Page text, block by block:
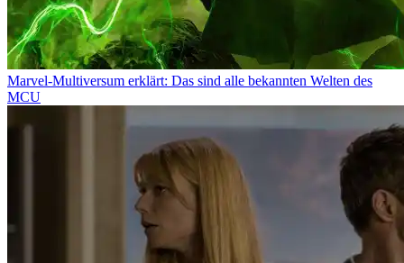
Marvel-Multiversum erklärt: Das sind alle bekannten Welten des
MCU